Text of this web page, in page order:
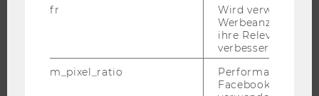
UNIVERSITÄT
fr
Wird verwendet,
Werbeanzeigen
ihre Relevanz zu
verbessern.
m_pixel_ratio
Performance-
Facebook mit